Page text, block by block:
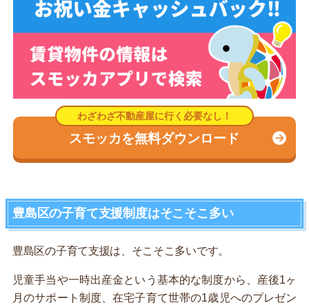
スモッカを無料ダウンロード
豊島区の子育て支援制度はそこそこ多い
豊島区の子育て支援は、そこそこ多いです。
児童手当や一時出産金という基本的な制度から、産後1ヶ
月のサポート制度、在宅子育て世帯の1歳児へのプレゼン